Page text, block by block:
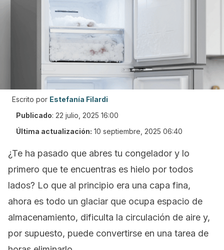
Escrito por Estefanía Filardi
Publicado: 22 julio, 2025 16:00
Última actualización: 10 septiembre, 2025 06:40
¿Te ha pasado que abres tu congelador y lo
primero que te encuentras es hielo por todos
lados? Lo que al principio era una capa fina,
ahora es todo un glaciar que ocupa espacio de
almacenamiento, dificulta la circulación de aire y,
por supuesto, puede convertirse en una tarea de